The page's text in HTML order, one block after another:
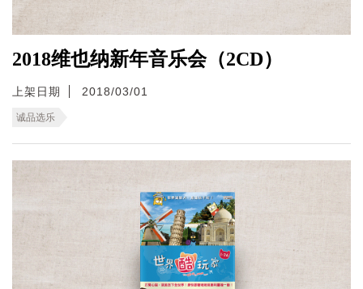
2018维也纳新年音乐会（2CD）
上架日期 2018/03/01
诚品选乐